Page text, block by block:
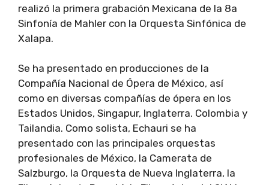
realizó la primera grabación Mexicana de la 8a
Sinfonía de Mahler con la Orquesta Sinfónica de
Xalapa.
Se ha presentado en producciones de la
Compañía Nacional de Ópera de México, así
como en diversas compañías de ópera en los
Estados Unidos, Singapur, Inglaterra. Colombia y
Tailandia. Como solista, Echauri se ha
presentado con las principales orquestas
profesionales de México, la Camerata de
Salzburgo, la Orquesta de Nueva Inglaterra, la